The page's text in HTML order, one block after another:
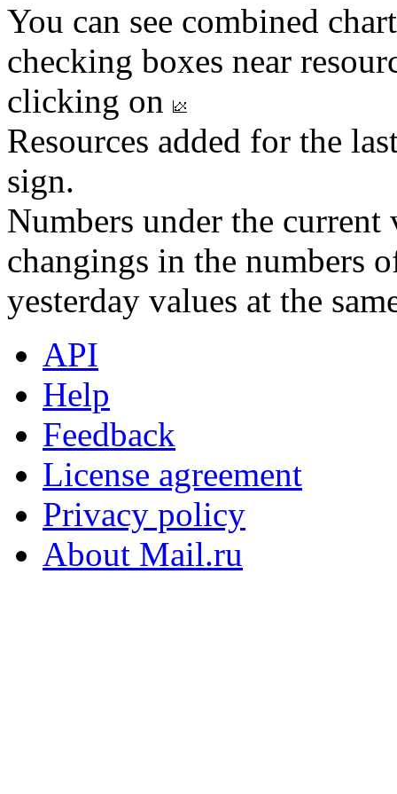
You can see combined
checking boxes near
clicking on
Resources added for the
sign.
Numbers under the
changings in the numbers
yesterday values at the
API
Help
Feedback
License agreement
Privacy policy
About Mail.ru